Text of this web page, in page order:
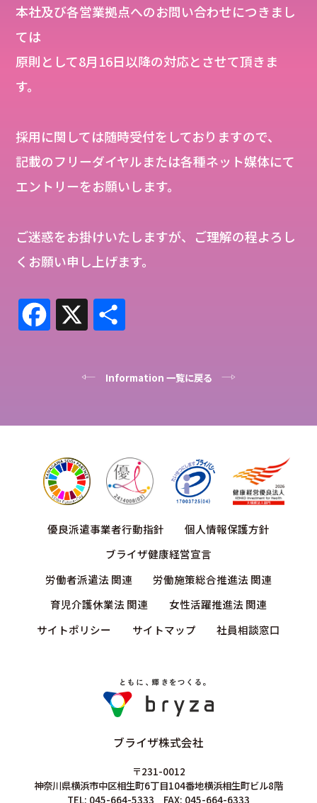
本社及び各営業拠点へのお問い合わせにつきまし
ては
原則として8月16日以降の対応とさせて頂きま
す。
採用に関しては随時受付をしておりますので、
記載のフリーダイヤルまたは各種ネット媒体にて
エントリーをお願いします。
ご迷惑をお掛けいたしますが、ご理解の程よろし
くお願い申し上げます。
Fa
X
Information 一覧に戻る
優良派遣事業者行動指針
個人情報保護方針
ブライザ健康経営宣言
労働者派遣法 関連
労働施策総合推進法 関連
育児介護休業法 関連
女性活躍推進法 関連
サイトポリシー
サイトマップ 社員相談窓口
ブライザ株式会社
〒231-0012
神奈川県横浜市中区相生町6丁目104番地横浜相生町ビル8階
TEL: 045-664-5333 FAX: 045-664-6333